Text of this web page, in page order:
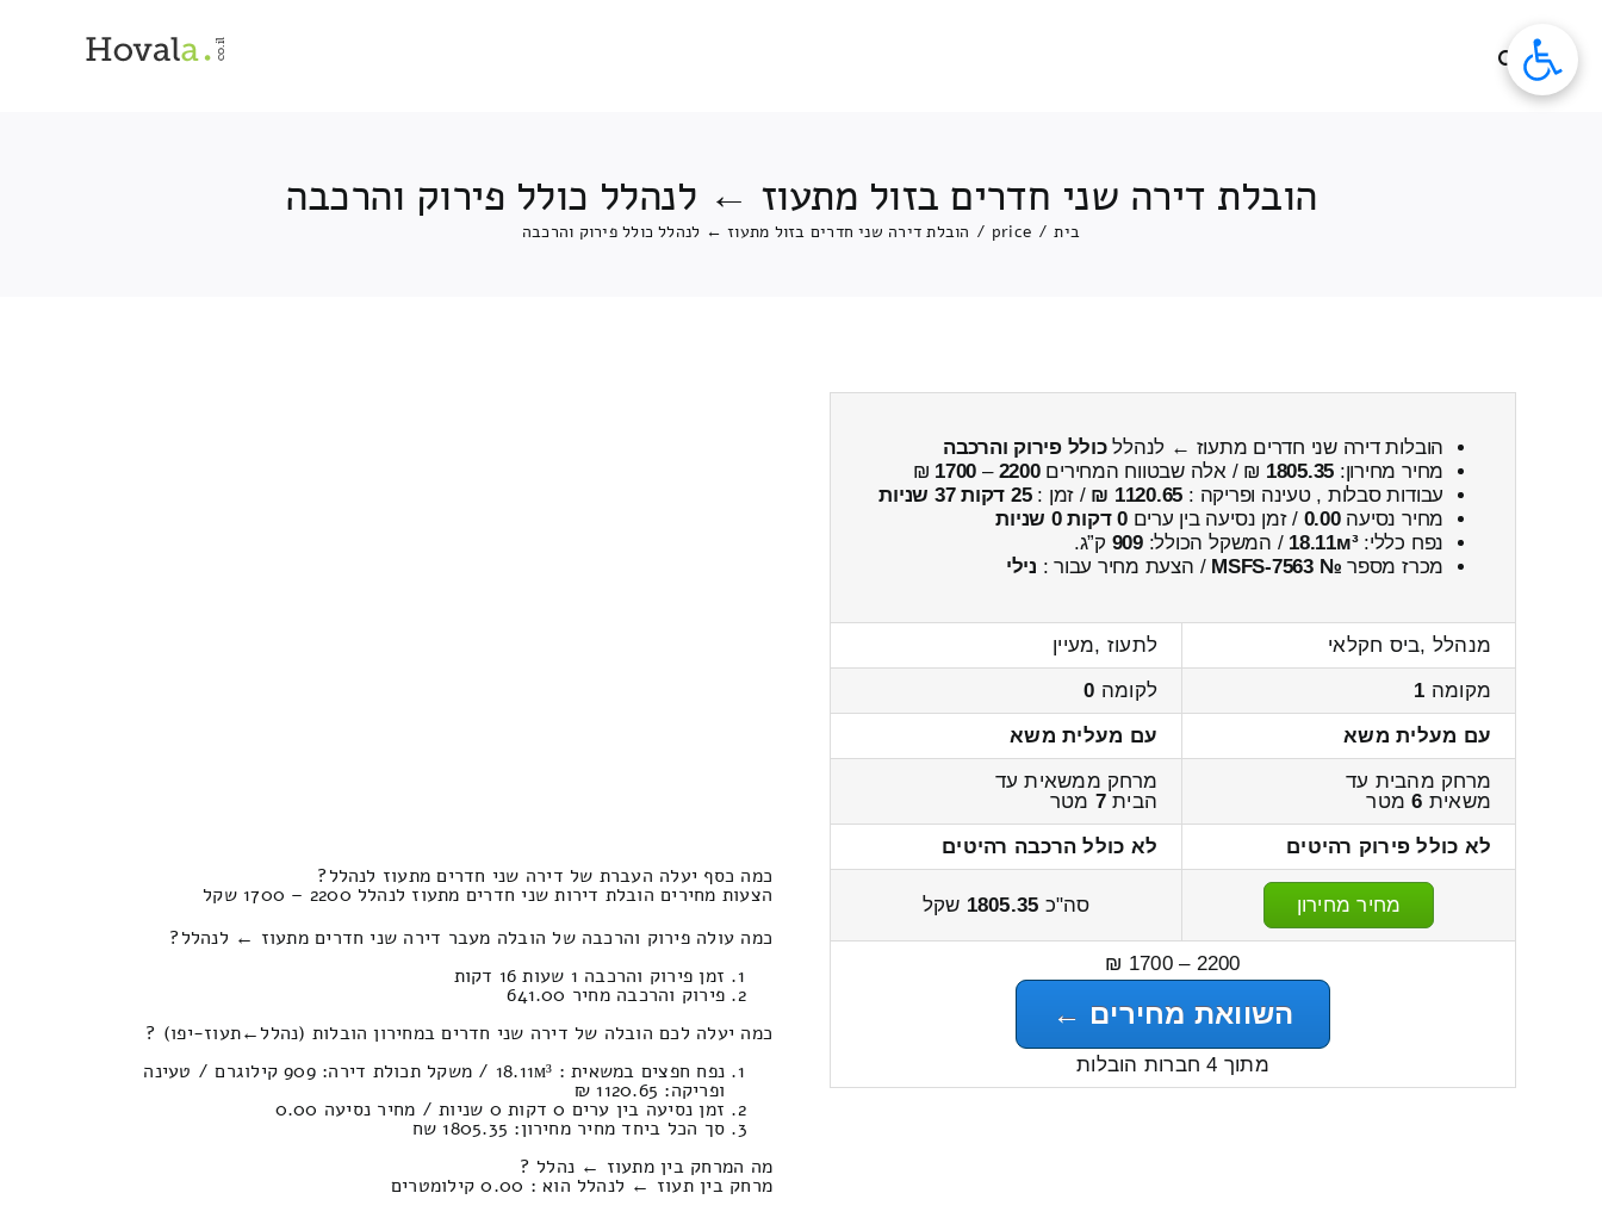
הובלת דירה שני חדרים בזול מתעוז ← לנהלל כולל פירוק והרכבה
בית /
price
/ הובלת דירה שני חדרים בזול מתעוז ← לנהלל כולל פירוק והרכבה
הובלות דירה שני חדרים מתעוז ← לנהללכולל פירוק והרכבה
מחיר מחירון: 1805.35 ₪ / אלה שבטווח המחירים2200
–
1700
₪
עבודות סבלות , טעינה ופריקה : 1120.65 ₪ / זמן :25 דקות 37 שניות
מחיר נסיעה0.00 / זמן נסיעה בין ערים0 דקות 0 שניות
נפח כללי:18.11м³ / המשקל הכולל:909 ק”ג.
מכרז מספר № MSFS-7563 / הצעת מחיר עבור : נילי
מנהלל ,ביס חקלאי
לתעוז ,מעיין
מקומה 1 לקומה 0
עם מעלית משא
עם מעלית משא
מרחק מהבית עד
משאית 6מטר
מרחק ממשאית עד
הבית7 מטר
לא כולל פירוק רהיטים
לא כולל הרכבה רהיטים
מחיר מחירון סה"כ 1805.35 שקל
2200 – 1700 ₪
השוואת מחירים ←
מתוך 4 חברות הובלות
כמה כסף יעלה העברת של דירה שני חדרים מתעוז לנהלל?
הצעות מחירים הובלת דירות שני חדרים מתעוז לנהלל 2200 – 1700 שקל
כמה עולה פירוק והרכבה של הובלה מעבר דירה שני חדרים מתעוז ← לנהלל?
זמן פירוק והרכבה 1 שעות 16 דקות
פירוק והרכבה מחיר 641.00
כמה יעלה לכם הובלה של דירה שני חדרים במחירון הובלות (נהלל‎←‏תעוז-יפו) ?
נפח חפצים במשאית : 18.11м³ / משקל תכולת דירה: 909 קילוגרם / טעינה
ופריקה: 1120.65 ₪
זמן נסיעה בין ערים 0 דקות 0 שניות / מחיר נסיעה 0.00
סך הכל ביחד מחיר מחירון: 1805.35 שח
מה המרחק בין מתעוז ← נהלל ?
מרחק בין תעוז ← לנהלל הוא : 0.00 קילומטרים